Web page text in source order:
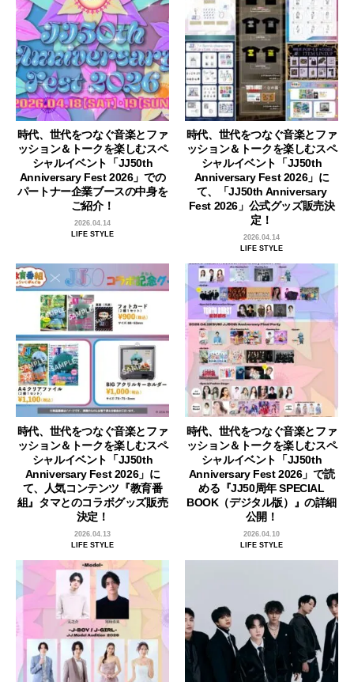
時代、世代をつなぐ音楽とファ
ッション＆トークを楽しむスペ
シャルイベント「JJ50th
Anniversary Fest 2026」での
パートナー企業ブースの中身を
ご紹介！
2026.04.14
LIFE STYLE
時代、世代をつなぐ音楽とファ
ッション＆トークを楽しむスペ
シャルイベント「JJ50th
Anniversary Fest 2026」に
て、「JJ50th Anniversary
Fest 2026」公式グッズ販売決
定！
2026.04.14
LIFE STYLE
時代、世代をつなぐ音楽とファ
ッション＆トークを楽しむスペ
シャルイベント「JJ50th
Anniversary Fest 2026」に
て、人気コンテンツ『教育番
組』タマとのコラボグッズ販売
決定！
2026.04.13
LIFE STYLE
時代、世代をつなぐ音楽とファ
ッション＆トークを楽しむスペ
シャルイベント「JJ50th
Anniversary Fest 2026」で読
める『JJ50周年 SPECIAL
BOOK（デジタル版）』の詳細
公開！
2026.04.10
LIFE STYLE